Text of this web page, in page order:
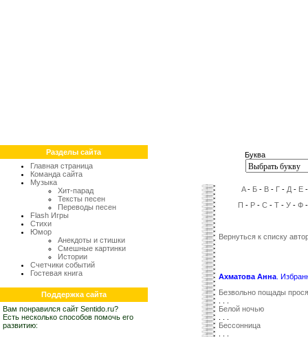
Разделы сайта
Главная страница
Команда сайта
Музыка
Хит-парад
Тексты песен
Переводы песен
Flash Игры
Стихи
Юмор
Анекдоты и стишки
Смешные картинки
Истории
Счетчики событий
Гостевая книга
Поддержка сайта
Вам понравился сайт Sentido.ru?
Есть несколько способов помочь его
развитию:
Буква
A- Б - В - Г - Д - Е
П - Р -С -Т -У -Ф
Вернуться к списку
Ахматова Анна .
Безвольно пощады
Белой ночью
Бессонница